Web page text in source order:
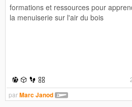
formations et ressources pour
la menuiserie sur l'air du bois
parMarc Janod